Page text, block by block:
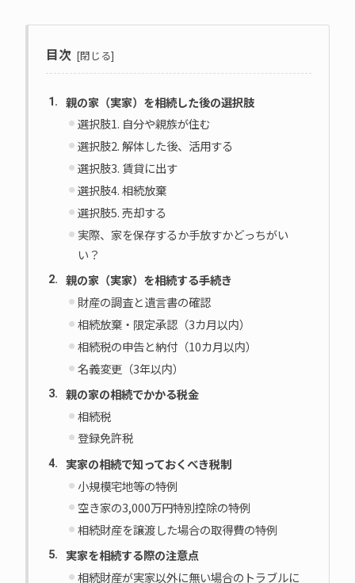
目次
親の家（実家）を相続した後の選択肢
選択肢1. 自分や親族が住む
選択肢2. 解体した後、活用する
選択肢3. 賃貸に出す
選択肢4. 相続放棄
選択肢5. 売却する
実際、家を保存するか手放すかどっちがい
い？
親の家（実家）を相続する手続き
財産の調査と遺言書の確認
相続放棄・限定承認（3カ月以内）
相続税の申告と納付（10カ月以内）
名義変更（3年以内）
親の家の相続でかかる税金
相続税
登録免許税
実家の相続で知っておくべき税制
小規模宅地等の特例
空き家の3,000万円特別控除の特例
相続財産を譲渡した場合の取得費の特例
実家を相続する際の注意点
相続財産が実家以外に無い場合のトラブルに